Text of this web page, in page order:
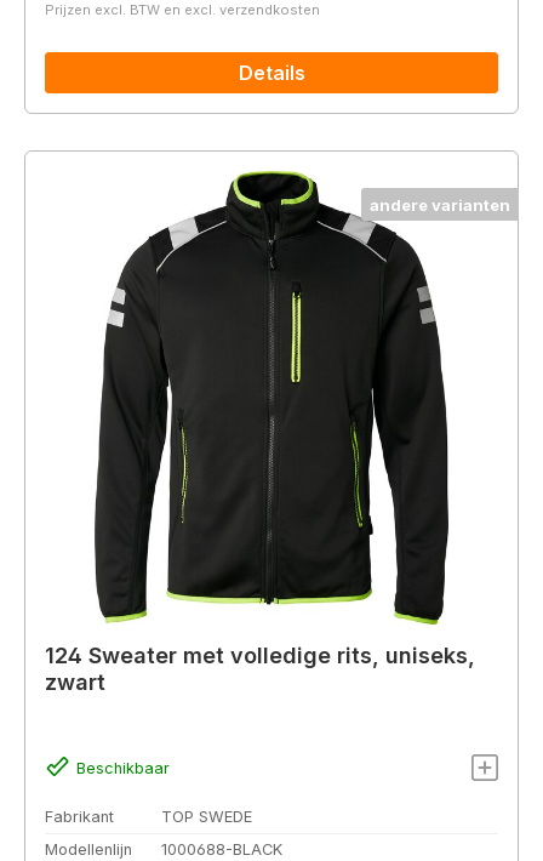
Prijzen excl. BTW en excl. verzendkosten
Details
andere varianten
124 Sweater met volledige rits, uniseks,
zwart
Beschikbaar
Fabrikant
TOP SWEDE
Modellenlijn
1000688-BLACK